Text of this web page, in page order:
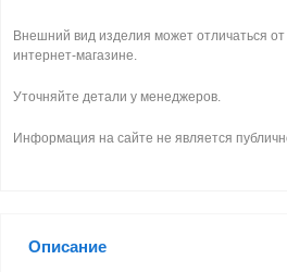
Внешний вид изделия может отличаться
интернет-магазине.
Уточняйте детали у менеджеров.
Информация на сайте не является
Описание